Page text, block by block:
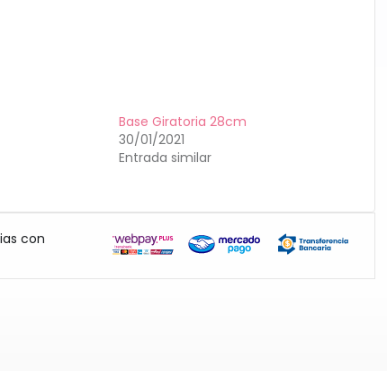
Base Giratoria 28cm
30/01/2021
Entrada similar
con